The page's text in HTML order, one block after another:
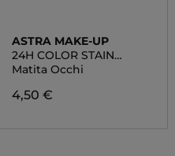
ASTRA MAKE-UP
24H COLOR STAIN
PENCIL
Matita Occhi
4,50 €